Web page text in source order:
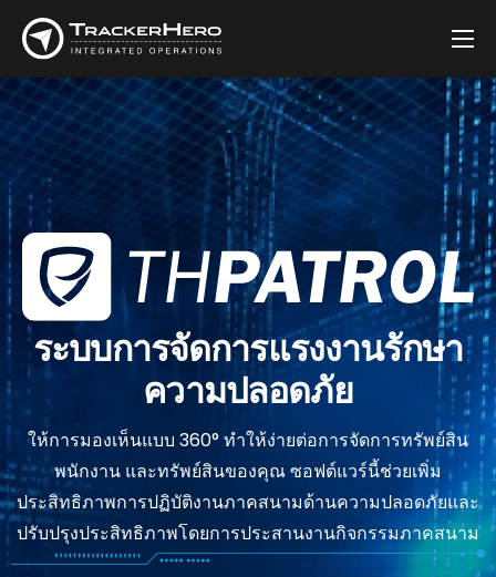
บริษัท
โซลูชัน
บล็อก
ติดต่อ
ระบบการจัดการแรงงานรักษา
ความปลอดภัย
ให้การมองเห็นแบบ 360° ทําให้ง่ายต่อการจัดการทรัพย์สิน
พนักงาน และทรัพย์สินของคุณ ซอฟต์แวร์นี้ช่วยเพิ่ม
ประสิทธิภาพการปฏิบัติงานภาคสนามด้านความปลอดภัยและ
ปรับปรุงประสิทธิภาพโดยการประสานงานกิจกรรมภาคสนาม